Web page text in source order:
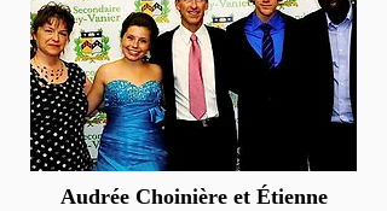
Audrée Choinière et Étienne